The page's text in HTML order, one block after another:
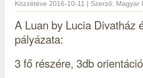
Közzétéve 2016-10-11 | Szerző: Magyar
A Luan by Lucia Divatház
pályázata:
3 fő részére, 3db